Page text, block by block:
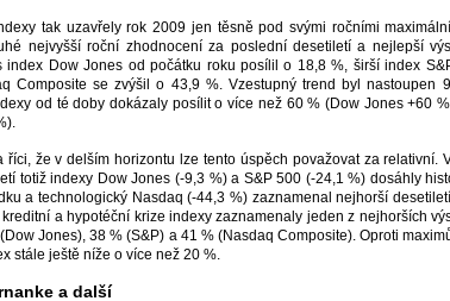
tak uzavřely rok 2009 jen těsně pod svými ročními
nejvyšší roční zhodnocení za poslední desetiletí a nejlepší
index Dow Jones od počátku roku posílil o 18,8 %, širší index
Composite se zvýšil o 43,9 %. Vzestupný trend byl nastoupen
od té doby dokázaly posílit o více než 60 % (Dow Jones +60
říci, že v delším horizontu lze tento úspěch považovat za relativní.
totiž indexy Dow Jones (-9,3 %) a S&P 500 (-24,1 %) dosáhly
a technologický Nasdaq (-44,3 %) zaznamenal nejhorší
a hypotéční krize indexy zaznamenaly jeden z nejhorších
Jones), 38 % (S&P) a 41 % (Nasdaq Composite). Oproti
stále ještě níže o více než 20 %.
a další